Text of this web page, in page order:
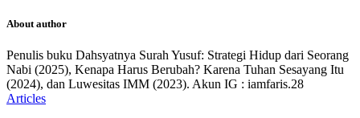
About author
Penulis buku Dahsyatnya Surah Yusuf: Strategi Hidup dari Seorang
Nabi (2025), Kenapa Harus Berubah? Karena Tuhan Sesayang Itu
(2024), dan Luwesitas IMM (2023). Akun IG : iamfaris.28
Articles